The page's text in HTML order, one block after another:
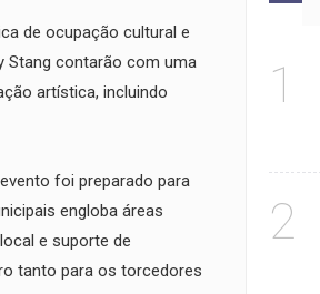
de ocupação cultural e
Stang contarão com uma
artística, incluindo
foi preparado para
engloba áreas
e suporte de
tanto para os torcedores
1
2